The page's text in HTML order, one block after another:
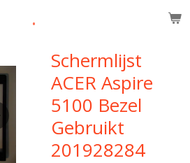
.
Schermlijst
ACER Aspire
5100 Bezel
Gebruikt
201928284